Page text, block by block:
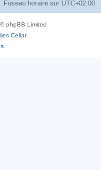
Fuseau horaire sur UTC+02:00
phpBB Limited
Cellar